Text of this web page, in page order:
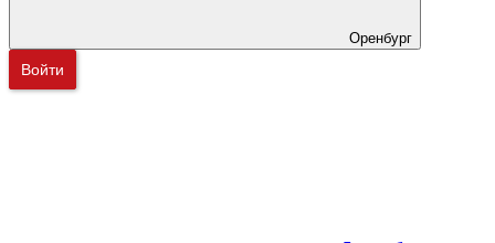
Оренбург
Войти